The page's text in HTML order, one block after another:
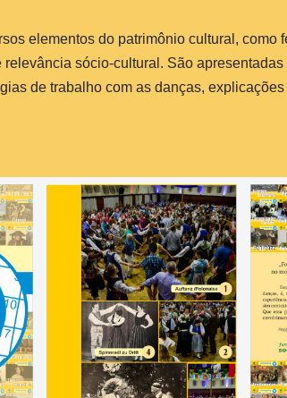
elementos do patrimônio cultural, como
sócio-cultural. São
de trabalho com as danças,